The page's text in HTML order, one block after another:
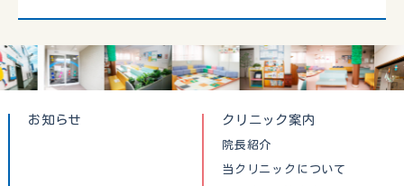
お知らせ クリニック案内
院長紹介
当クリニックについて